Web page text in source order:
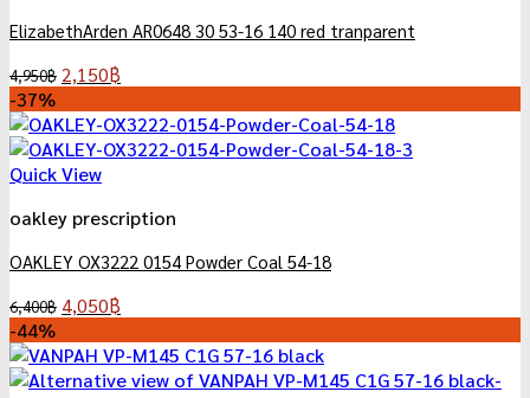
ElizabethArden AR0648 30 53-16 140 red tranparent
4,950฿ Original
was:
4,950฿.
2,150฿
is:
2,150฿.
-37%
Quick View
oakley prescription
OAKLEY OX3222 0154 Powder Coal 54-18
6,400฿ Original
was:
6,400฿.
4,050฿
is:
4,050฿.
-44%